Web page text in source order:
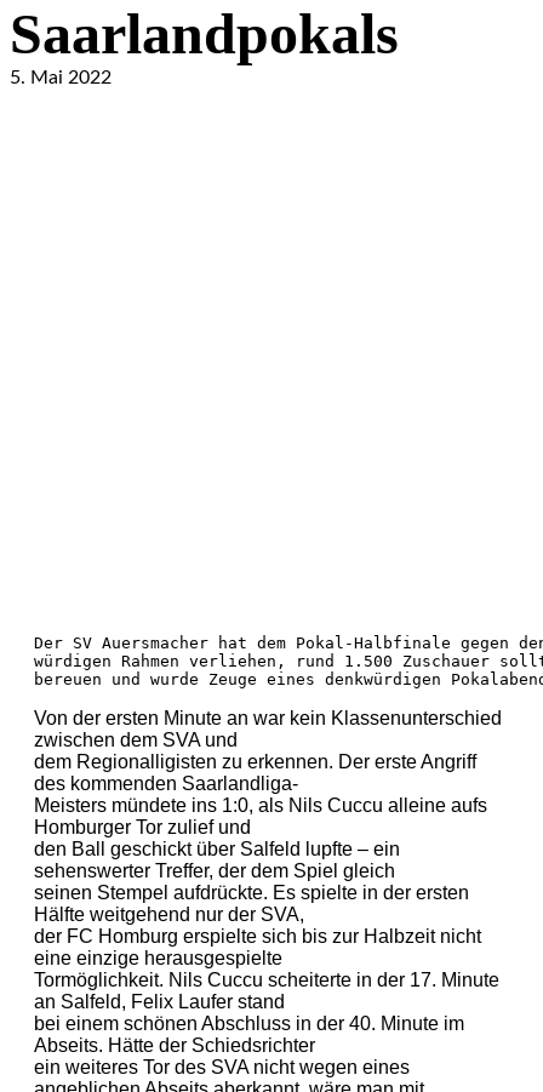
Saarlandpokals
5. Mai 2022
Der SV Auersmacher hat dem Pokal-Halbfinale gegen
würdigen Rahmen verliehen, rund 1.500 Zuschauer
bereuen und wurde Zeuge eines denkwürdigen
Von der ersten Minute an war kein Klassenunterschied
zwischen dem SVA und
dem Regionalligisten zu erkennen. Der erste Angriff
des kommenden Saarlandliga-
Meisters mündete ins 1:0, als Nils Cuccu alleine aufs
Homburger Tor zulief und
den Ball geschickt über Salfeld lupfte – ein
sehenswerter Treffer, der dem Spiel gleich
seinen Stempel aufdrückte. Es spielte in der ersten
Hälfte weitgehend nur der SVA,
der FC Homburg erspielte sich bis zur Halbzeit nicht
eine einzige herausgespielte
Tormöglichkeit. Nils Cuccu scheiterte in der 17. Minute
an Salfeld, Felix Laufer stand
bei einem schönen Abschluss in der 40. Minute im
Abseits. Hätte der Schiedsrichter
ein weiteres Tor des SVA nicht wegen eines